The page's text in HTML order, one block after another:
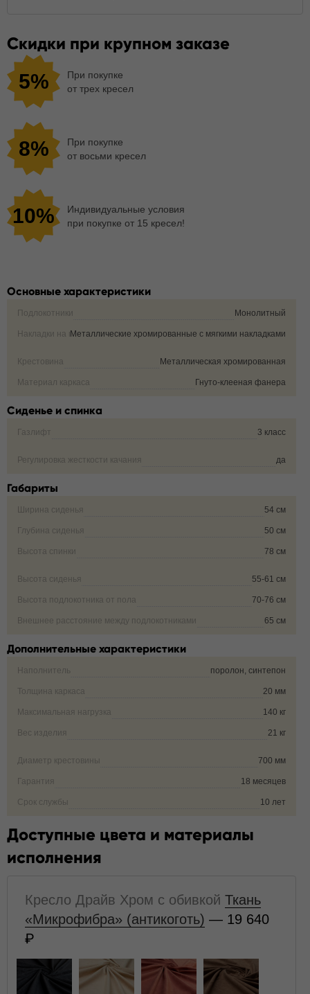
Скидки при крупном заказе
5%
При покупке
от трех кресел
8%
При покупке
от восьми кресел
10%
Индивидуальные условия
при покупке от 15 кресел!
Основные характеристики
Подлокотники Монолитный
Накладки на подлокотникиМеталлические хромированные с мягкими накладками
Крестовина Металлическая хромированная
Материал каркаса Гнуто-клееная фанера
Сиденье и спинка
Газлифт 3 класс
Регулировка жесткости качания да
Габариты
Ширина сиденья 54 см
Глубина сиденья 50 см
Высота спинки 78 см
Высота сиденья 55-61 см
Высота подлокотника от пола 70-76 см
Внешнее расстояние между подлокотниками 65 см
Дополнительные характеристики
Наполнитель поролон, синтепон
Толщина каркаса 20 мм
Максимальная нагрузка 140 кг
Вес изделия 21 кг
Диаметр крестовины 700 мм
Гарантия 18 месяцев
Срок службы 10 лет
Доступные цвета и материалы
исполнения
Кресло Драйв Хром с обивкой Ткань
«Микрофибра» (антикоготь) — 19 640